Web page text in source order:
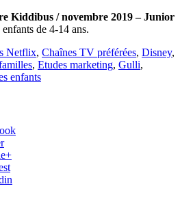
Kiddibus / novembre 2019 – Junior
de 4-14 ans.
Netflix, Chaînes TV préférées, Disney,
, Etudes marketing, Gulli,
enfants